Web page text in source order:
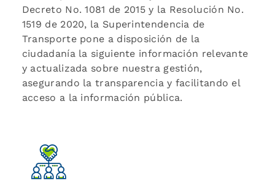
Decreto No. 1081 de 2015 y la Resolución No.
1519 de 2020, la Superintendencia de
Transporte pone a disposición de la
ciudadanía la siguiente información relevante
y actualizada sobre nuestra gestión,
asegurando la transparencia y facilitando el
acceso a la información pública.